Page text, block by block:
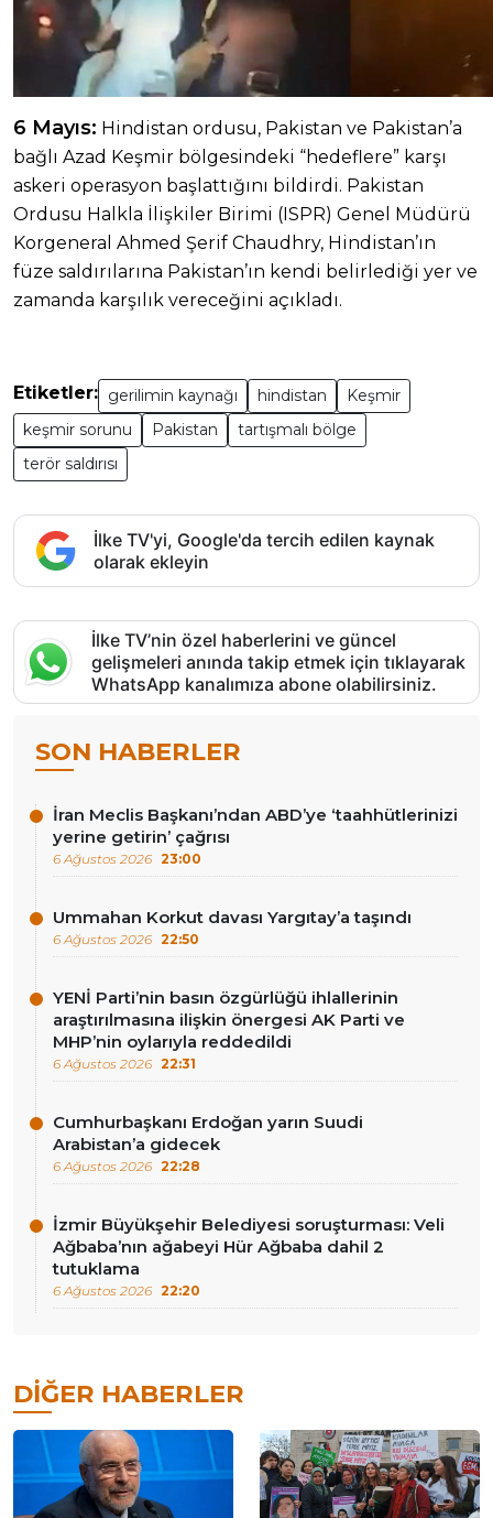
6 Mayıs: Hindistan ordusu, Pakistan ve Pakistan’a
bağlı Azad Keşmir bölgesindeki “hedeflere” karşı
askeri operasyon başlattığını bildirdi. Pakistan
Ordusu Halkla İlişkiler Birimi (ISPR) Genel Müdürü
Korgeneral Ahmed Şerif Chaudhry, Hindistan’ın
füze saldırılarına Pakistan’ın kendi belirlediği yer ve
zamanda karşılık vereceğini açıkladı.
Etiketler: gerilimin kaynağı hindistan
Keşmir
keşmir sorunu
Pakistan
tartışmalı bölge
terör saldırısı
İlke TV'yi, Google'da tercih edilen kaynak
olarak ekleyin
İlke TV’nin özel haberlerini ve güncel
gelişmeleri anında takip etmek için tıklayarak
WhatsApp kanalımıza abone olabilirsiniz.
SON HABERLER
İran Meclis Başkanı’ndan ABD’ye ‘taahhütlerinizi
yerine getirin’ çağrısı
6 Ağustos 2026 23:00
Ummahan Korkut davası Yargıtay’a taşındı
6 Ağustos 2026 22:50
YENİ Parti’nin basın özgürlüğü ihlallerinin
araştırılmasına ilişkin önergesi AK Parti ve
MHP’nin oylarıyla reddedildi
6 Ağustos 2026 22:31
Cumhurbaşkanı Erdoğan yarın Suudi
Arabistan’a gidecek
6 Ağustos 2026 22:28
İzmir Büyükşehir Belediyesi soruşturması: Veli
Ağbaba’nın ağabeyi Hür Ağbaba dahil 2
tutuklama
6 Ağustos 2026 22:20
DIĞER HABERLER